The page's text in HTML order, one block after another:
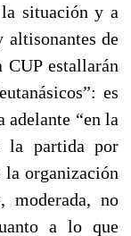
situación y a
de
estallarán
es
adelante “en la
la partida por
organización
moderada, no
a lo que